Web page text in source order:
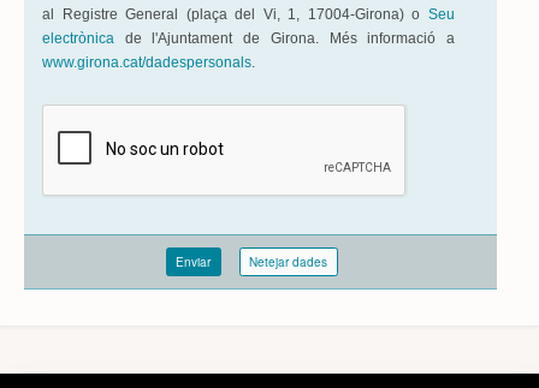
al Registre General (plaça del Vi, 1, 17004-Girona) o Seu
electrònica de l'Ajuntament de Girona. Més informació a
www.girona.cat/dadespersonals.
Enviar Netejar dades